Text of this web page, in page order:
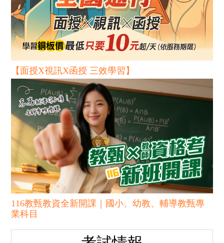
【面授X視訊X函授 三效學習】
116教甄教資全新開課｜國小、幼教、輔導教甄專
業科目